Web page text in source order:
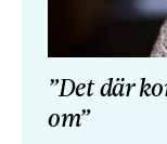
”Det där
om”